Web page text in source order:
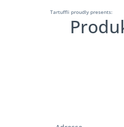
Tartuffli proudly presents: